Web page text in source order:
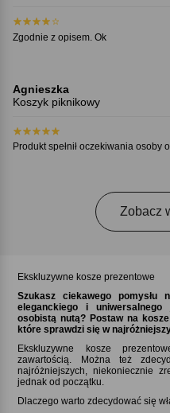
Zgodnie z opisem. Ok
Koszyk piknikowy
Agnieszka
Produkt spełnił oczekiwania osoby
Zobacz
Ekskluzywne kosze prezentowe
Szukasz ciekawego pomysłu
eleganckiego i
osobistą nutą? Postaw na
które sprawdzi się w
Ekskluzywne kosze
zawartością. Można też
najróżniejszych, niekoniecznie
jednak od początku.
Dlaczego warto zdecydować się